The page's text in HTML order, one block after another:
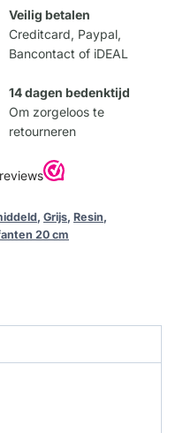
Veilig betalen
Creditcard, Paypal,
Bancontact of iDEAL
14 dagen bedenktijd
Om zorgeloos te
retourneren
, Grijs, Resin,
20 cm